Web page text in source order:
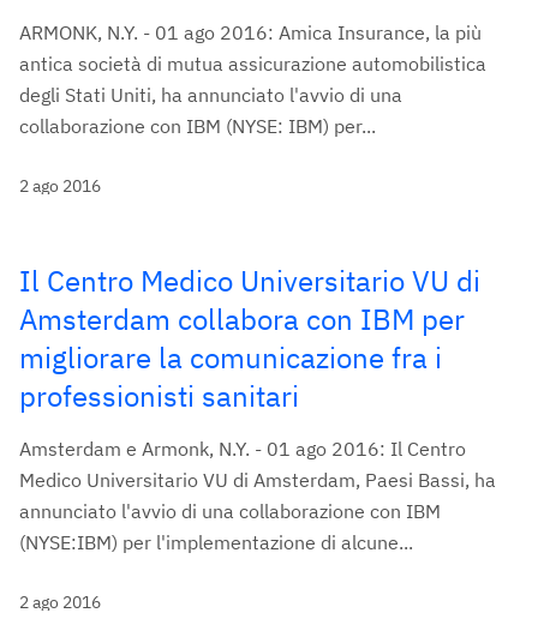
ARMONK, N.Y. - 01 ago 2016: Amica Insurance, la più
antica società di mutua assicurazione automobilistica
degli Stati Uniti, ha annunciato l'avvio di una
collaborazione con IBM (NYSE: IBM) per...
2 ago 2016
Il Centro Medico Universitario VU di
Amsterdam collabora con IBM per
migliorare la comunicazione fra i
professionisti sanitari
Amsterdam e Armonk, N.Y. - 01 ago 2016: Il Centro
Medico Universitario VU di Amsterdam, Paesi Bassi, ha
annunciato l'avvio di una collaborazione con IBM
(NYSE:IBM) per l'implementazione di alcune...
2 ago 2016